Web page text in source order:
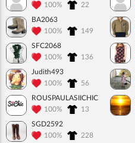
100%
22
BA2063
100%
149
SFC2068
100%
136
Judith493
100%
56
ROUSPAULASIICHIC
100%
13
SGD2592
100%
228